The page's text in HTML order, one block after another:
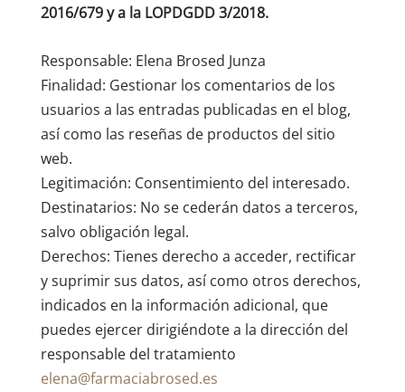
2016/679 y a la LOPDGDD 3/2018.
Responsable: Elena Brosed Junza
Finalidad: Gestionar los comentarios de los
usuarios a las entradas publicadas en el blog,
así como las reseñas de productos del sitio
web.
Legitimación: Consentimiento del interesado.
Destinatarios: No se cederán datos a terceros,
salvo obligación legal.
Derechos: Tienes derecho a acceder, rectificar
y suprimir sus datos, así como otros derechos,
indicados en la información adicional, que
puedes ejercer dirigiéndote a la dirección del
responsable del tratamiento
elena@farmaciabrosed.es